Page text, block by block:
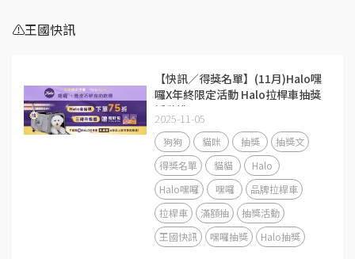
⚠️王國快訊
【快訊／得獎名單】(11月)Halo嘿
囉X年終限定活動 Halo拉桿車抽獎
活動說明
2025-11-05
狗狗 貓咪 抽獎
抽獎文
得獎名單
貓貓
Halo
Halo嘿囉
嘿囉
品牌拉桿車
拉桿車
滿額抽
抽獎活動
王國快訊
嘿囉抽獎 Halo抽獎